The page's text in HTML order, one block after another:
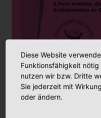
Diese Website
Funktionsfähigkeit
nutzen wir bzw. Dritte
Sie jederzeit mit
oder ändern.